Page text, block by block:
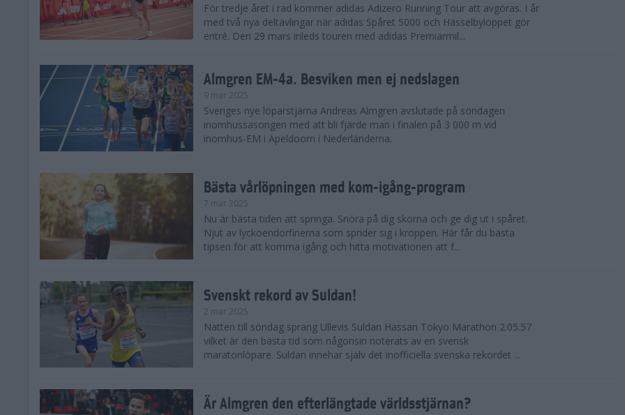
För tredje året i rad kommer adidas Adizero Running Tour att avgöras. I år
med två nya deltävlingar när adidas Spåret 5000 och Hässelbyloppet gör
entré. Den 29 mars inleds touren med adidas Premiärmil...
Almgren EM-4a. Besviken men ej nedslagen
9 mar 2025
Sveriges nye löparstjärna Andreas Almgren avslutade på söndagen
inomhussäsongen med att bli fjärde man i finalen på 3 000 m vid
inomhus-EM i Apeldoorn i Nederländerna.
Bästa vårlöpningen med kom-igång-program
7 mar 2025
Nu är bästa tiden att springa. Snöra på dig skorna och ge dig ut i spåret.
Njut av lyckoendorfinerna som sprider sig i kroppen. Här får du bästa
tipsen för att komma igång och hitta motivationen att f...
Svenskt rekord av Suldan!
2 mar 2025
Natten till söndag sprang Ullevis Suldan Hassan Tokyo Marathon 2.05.57
vilket är den bästa tid som någonsin noterats av en svensk
maratonlöpare. Suldan innehar själv det inofficiella svenska rekordet ...
Är Almgren den efterlängtade världsstjärnan?